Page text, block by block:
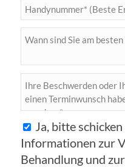
Ja, bitte
Informationen zur
Behandlung und